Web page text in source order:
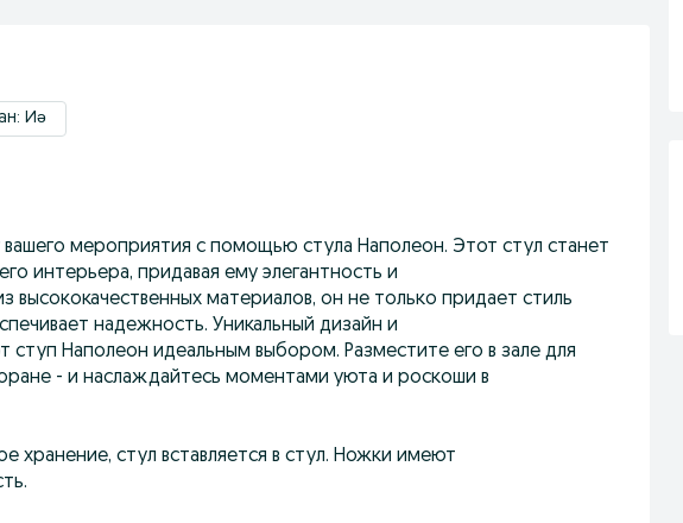
Иә
мероприятия с помощью стула Наполеон. Этот стул станет
интерьера, придавая ему элегантность и
высококачественных материалов, он не только придает стиль
надежность. Уникальный дизайн и
ступ Наполеон идеальным выбором. Разместите его в зале для
- и наслаждайтесь моментами уюта и роскоши в
хранение, стул вставляется в стул. Ножки имеют